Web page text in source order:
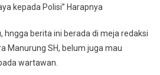
kepada Polisi” Harapnya
hngga berita ini berada di meja redaksi
Manurung SH, belum juga mau
wartawan.